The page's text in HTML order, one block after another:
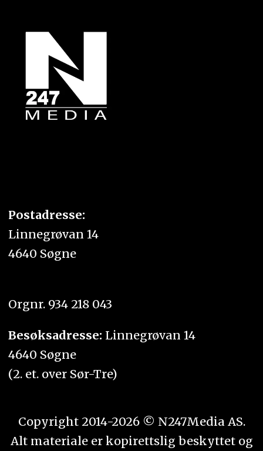
Postadresse:
Linnegrøvan 14
4640 Søgne
Orgnr. 934 218 043
Besøksadresse: Linnegrøvan 14
4640 Søgne
(2. et. over Sør-Tre)
Copyright 2014-2026 © N247Media AS.
Alt materiale er kopirettslig beskyttet og